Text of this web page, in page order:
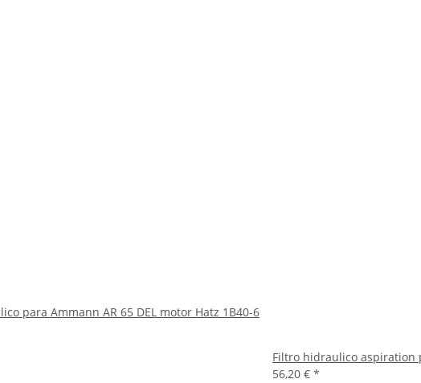
para Ammann AR 65 DEL motor Hatz 1B40-6
Filtro hidraulico aspiration
56,20 € *